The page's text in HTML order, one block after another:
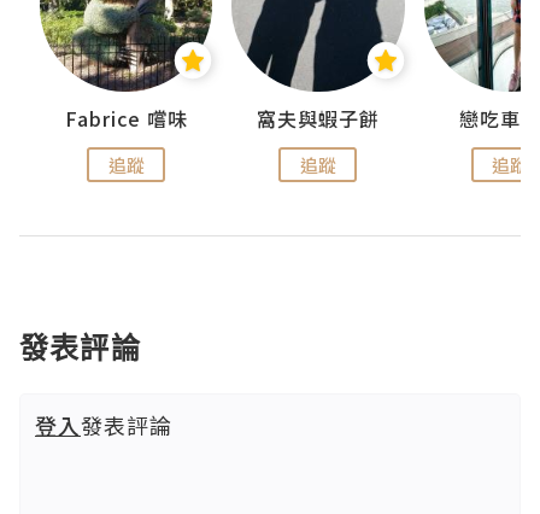
Fabrice 嚐味
追蹤
窩夫與蝦子餅
追蹤
戀吃車
追蹤
發表評論
登入發表評論